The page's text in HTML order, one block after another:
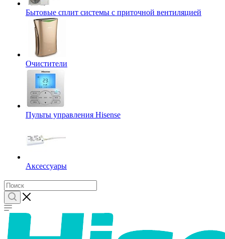
Бытовые сплит системы с приточной вентиляцией
Очистители
Пульты управления Hisense
Аксессуары